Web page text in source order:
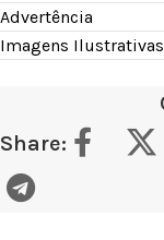
Advertência
Imagens Ilustrativas
Share: